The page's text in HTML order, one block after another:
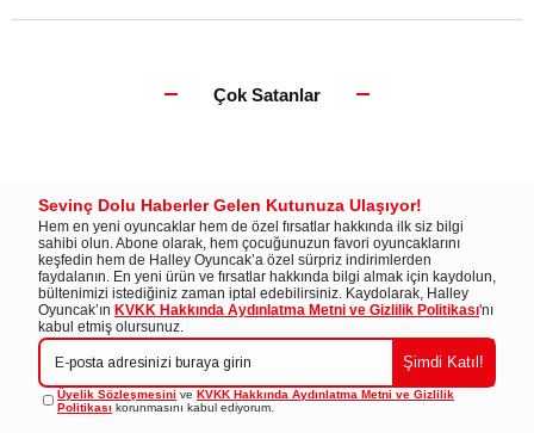
Çok Satanlar
Sevinç Dolu Haberler Gelen Kutunuza Ulaşıyor!
Hem en yeni oyuncaklar hem de özel fırsatlar hakkında ilk siz bilgi
sahibi olun. Abone olarak, hem çocuğunuzun favori oyuncaklarını
keşfedin hem de Halley Oyuncak’a özel sürpriz indirimlerden
faydalanın. En yeni ürün ve fırsatlar hakkında bilgi almak için kaydolun,
bültenimizi istediğiniz zaman iptal edebilirsiniz. Kaydolarak, Halley
Oyuncak’ın KVKK Hakkında Aydınlatma Metni ve Gizlilik Politikası'nı
kabul etmiş olursunuz.
Şimdi Katıl!
Üyelik Sözleşmesini veKVKK Hakkında Aydınlatma Metni ve Gizlilik
Politikası korunmasını kabul ediyorum.